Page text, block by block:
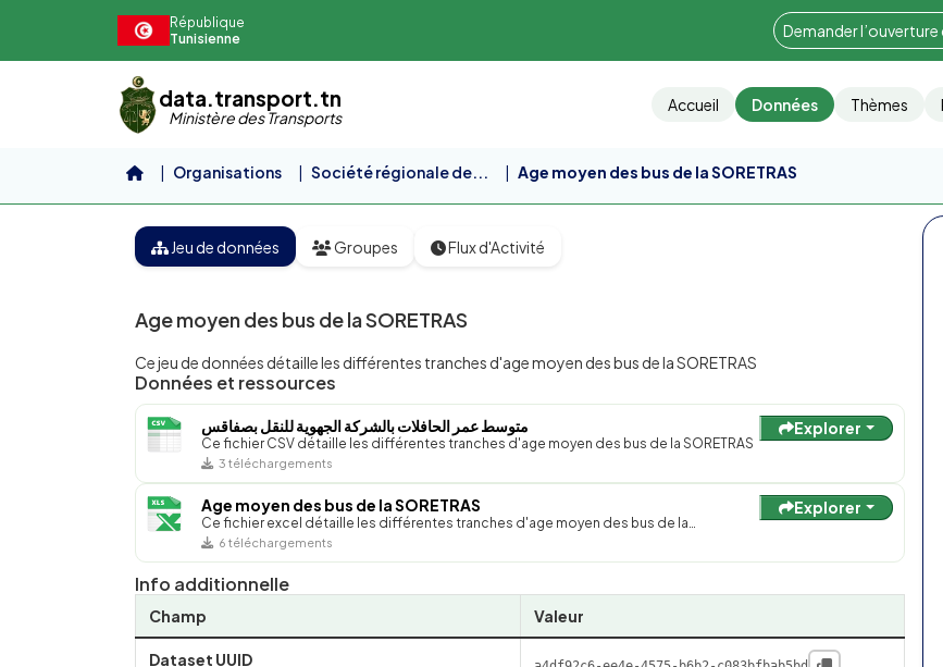
République
Tunisienne
Demander l’ouverture
data.transport.tn
Ministère des Transports
Accueil Données Thèmes
Organisations Société régionale de... Age moyen des bus de la SORETRAS
Jeu de données Groupes Flux d'Activité
Age moyen des bus de la SORETRAS
Ce jeu de données détaille les différentes tranches d'age moyen des bus de la SORETRAS
Données et ressources
متوسط عمر الحافلات بالشركة الجهوية للنقل بصفاقس
Ce fichier CSV détaille les différentes tranches d'age moyen des bus de la SORETRAS
3 téléchargements
Explorer
Age moyen des bus de la SORETRAS
Ce fichier excel détaille les différentes tranches d'age moyen des bus de la…
6 téléchargements
Explorer
Info additionnelle
Champ Valeur
Dataset UUID